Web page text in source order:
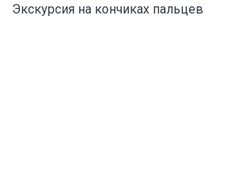
Экскурсия на кончиках пальцев